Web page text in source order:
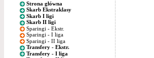
Strona główna
Skarb Ekstraklasy
Skarb I ligi
Skarb II ligi
Sparingi - Ekstr.
Sparingi - I liga
Sparingi - II liga
Transfery - Ekstr.
Transfery - I liga